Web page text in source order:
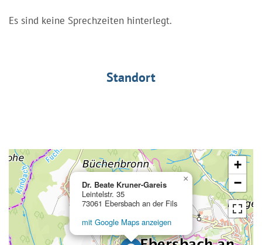
Es sind keine Sprechzeiten hinterlegt.
Standort
Dr. Beate Kruner-Gareis
Leintelstr. 35
73061 Ebersbach an der Fils
mit Google Maps anzeigen
×
+
−